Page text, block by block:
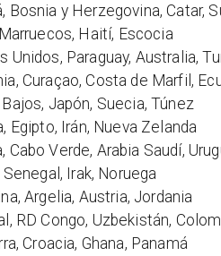
Bosnia y Herzegovina, Catar,
Haití, Escocia
Unidos, Paraguay, Australia,
Curaçao, Costa de Marfil,
Japón, Suecia, Túnez
Egipto, Irán, Nueva Zelanda
Cabo Verde, Arabia Saudí,
Senegal, Irak, Noruega
Argelia, Austria, Jordania
RD Congo, Uzbekistán,
Croacia, Ghana, Panamá